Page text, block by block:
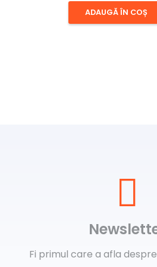
ADAUGĂ ÎN COȘ
Fi primul care a afla